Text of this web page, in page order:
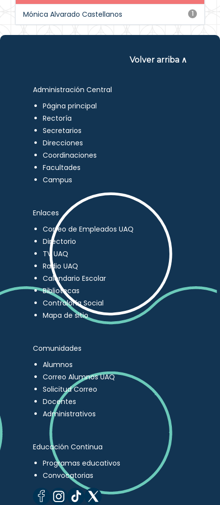
1
Mónica Alvarado Castellanos
Volver arriba ∧
Administración Central
Página principal
Rectoría
Secretarios
Direcciones
Coordinaciones
Facultades
Campus
Enlaces
Correo de Empleados UAQ
Directorio
TV UAQ
Radio UAQ
Calendario Escolar
Bibliotecas
Contraloría Social
Mapa de sitio
Comunidades
Alumnos
Correo Alumnos UAQ
Solicitud Correo
Docentes
Administrativos
Educación Continua
Programas educativos
Convocatorias